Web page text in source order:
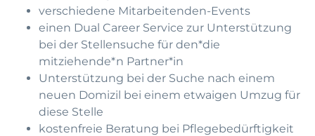
verschiedene Mitarbeitenden-Events
einen Dual Career Service zur Unterstützung
bei der Stellensuche für den*die
mitziehende*n Partner*in
Unterstützung bei der Suche nach einem
neuen Domizil bei einem etwaigen Umzug für
diese Stelle
kostenfreie Beratung bei Pflegebedürftigkeit